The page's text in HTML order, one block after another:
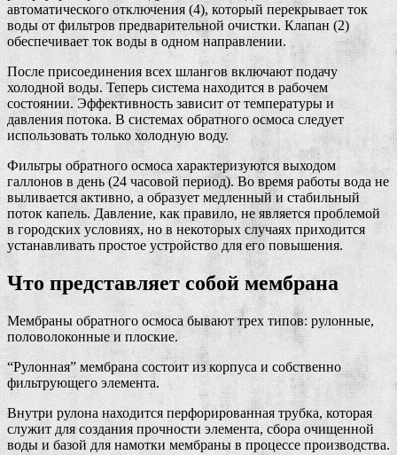
автоматического отключения (4), который перекрывает ток
воды от фильтров предварительной очистки. Клапан (2)
обеспечивает ток воды в одном направлении.
После присоединения всех шлангов включают подачу
холодной воды. Теперь система находится в рабочем
состоянии. Эффективность зависит от температуры и
давления потока. В системах обратного осмоса следует
использовать только холодную воду.
Фильтры обратного осмоса характеризуются выходом
галлонов в день (24 часовой период). Во время работы вода не
выливается активно, а образует медленный и стабильный
поток капель. Давление, как правило, не является проблемой
в городских условиях, но в некоторых случаях приходится
устанавливать простое устройство для его повышения.
Что представляет собой мембрана
Мембраны обратного осмоса бывают трех типов: рулонные,
половолоконные и плоские.
“Рулонная” мембрана состоит из корпуса и собственно
фильтрующего элемента.
Внутри рулона находится перфорированная трубка, которая
служит для создания прочности элемента, сбора очищенной
воды и базой для намотки мембраны в процессе производства.